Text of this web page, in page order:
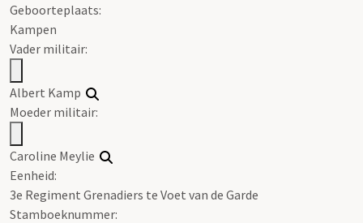
Geboorteplaats:
Kampen
Vader militair:
Albert Kamp
Moeder militair:
Caroline Meylie
Eenheid:
3e Regiment Grenadiers te Voet van de Garde
Stamboeknummer: